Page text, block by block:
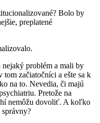
Bolo by
preplatené
problém a mali by
tom začiatočníci a ešte sa k
na to. Nevedia, či majú
Pretože na
nemôžu dovoliť. A koľko